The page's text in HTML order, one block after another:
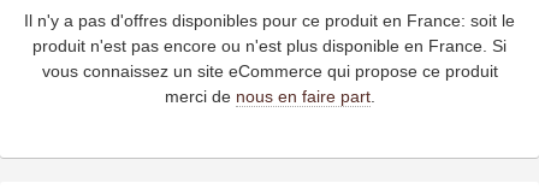
Il n'y a pas d'offres disponibles pour ce produit en France: soit le
produit n'est pas encore ou n'est plus disponible en France. Si
vous connaissez un site eCommerce qui propose ce produit
merci de nous en faire part.